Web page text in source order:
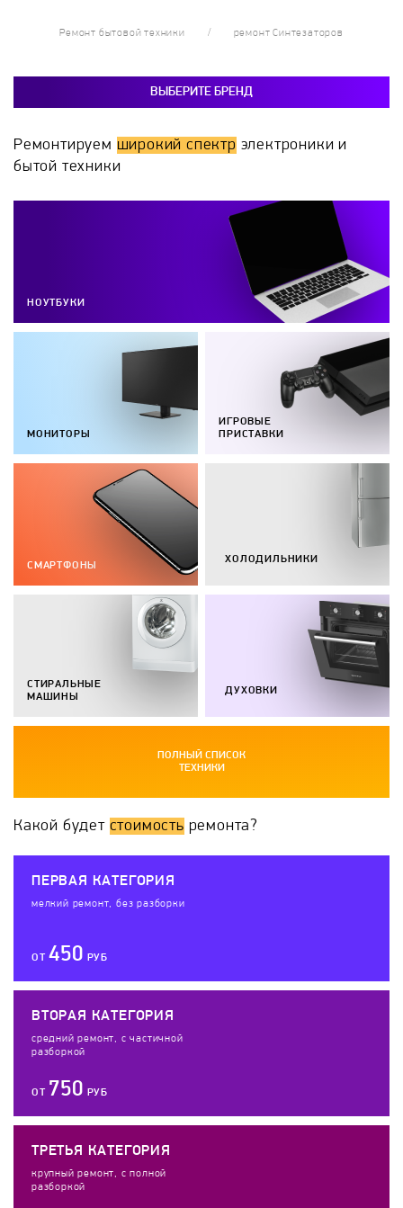
Ремонт бытовой техники ремонт Синтезаторов
ВЫБЕРИТЕ БРЕНД
Ремонтируем широкий спектр электроники и
бытой техники
НОУТБУКИ
МОНИТОРЫ
ИГРОВЫЕ
ПРИСТАВКИ
СМАРТФОНЫ
СТИРАЛЬНЫЕ
МАШИНЫ
ХОЛОДИЛЬНИКИ
ДУХОВКИ
ПОЛНЫЙ СПИСОК
ТЕХНИКИ
Какой будет стоимость ремонта?
ПЕРВАЯ КАТЕГОРИЯ
мелкий ремонт, без разборки
ОТ450 РУБ
ВТОРАЯ КАТЕГОРИЯ
средний ремонт, с частичной
разборкой
ОТ 750 РУБ
ТРЕТЬЯ КАТЕГОРИЯ
крупный ремонт, с полной
разборкой